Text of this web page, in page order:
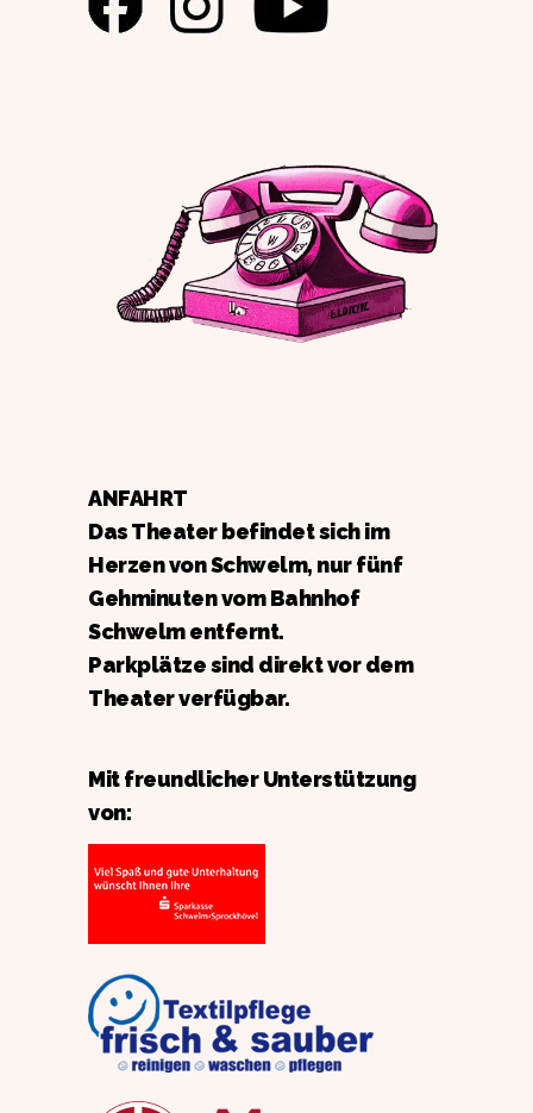
ANFAHRT
Das Theater befindet sich im
Herzen von Schwelm, nur fünf
Gehminuten vom Bahnhof
Schwelm entfernt.
Parkplätze sind direkt vor dem
Theater verfügbar.
Mit freundlicher Unterstützung
von: